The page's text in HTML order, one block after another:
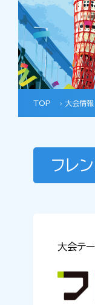
TOP › 大会情報
フレ
大会テ